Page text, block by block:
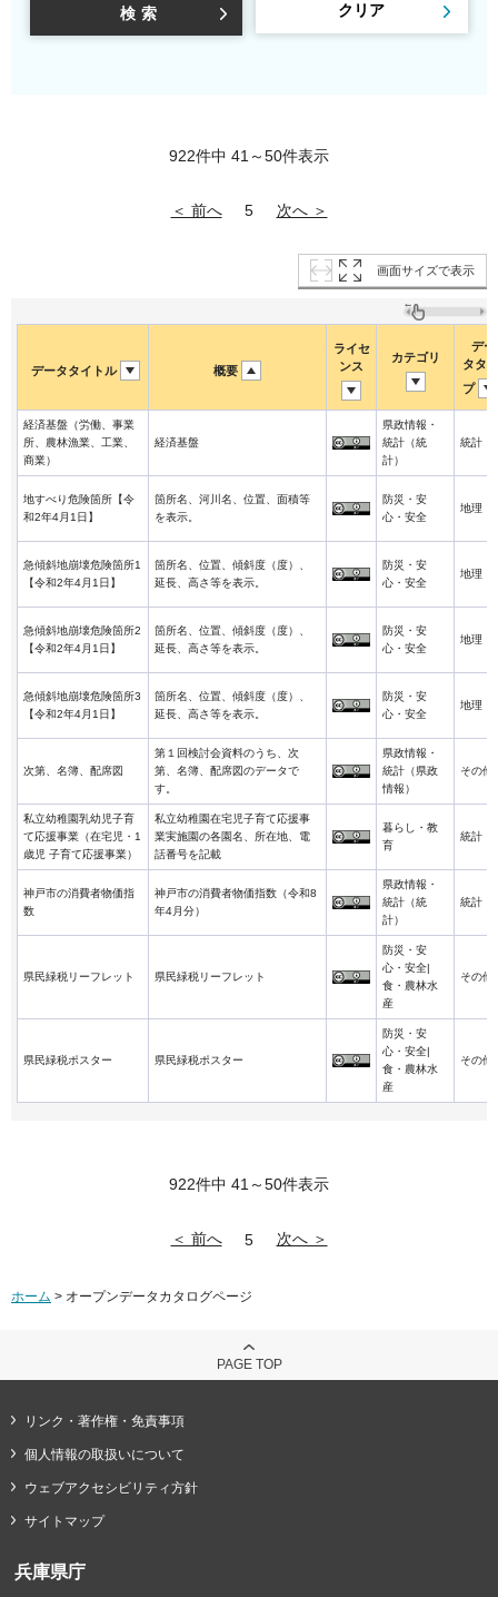
922件中 41～50件表示
＜ 前へ 5 次へ ＞
画面サイズで表示
データタイトル 概要
ライセ
ンス
カテゴリ
デー
タタイ
プ
経済基盤（労働、事業
所、農林漁業、工業、
商業）
経済基盤
県政情報・
統計（統
計）
統計
地すべり危険箇所【令
和2年4月1日】
箇所名、河川名、位置、面積等
を表示。
防災・安
心・安全
地理
急傾斜地崩壊危険箇所1
【令和2年4月1日】
箇所名、位置、傾斜度（度）、
延長、高さ等を表示。
防災・安
心・安全
地理
急傾斜地崩壊危険箇所2
【令和2年4月1日】
箇所名、位置、傾斜度（度）、
延長、高さ等を表示。
防災・安
心・安全
地理
急傾斜地崩壊危険箇所3
【令和2年4月1日】
箇所名、位置、傾斜度（度）、
延長、高さ等を表示。
防災・安
心・安全
地理
次第、名簿、配席図
第１回検討会資料のうち、次
第、名簿、配席図のデータで
す。
県政情報・
統計（県政
情報）
その他
私立幼稚園乳幼児子育
て応援事業（在宅児・1
歳児 子育て応援事業）
私立幼稚園在宅児子育て応援事
業実施園の各園名、所在地、電
話番号を記載
暮らし・教
育
統計
神戸市の消費者物価指
数
神戸市の消費者物価指数（令和8
年4月分）
県政情報・
統計（統
計）
統計
県民緑税リーフレット 県民緑税リーフレット
防災・安
心・安全|
食・農林水
産
その他
県民緑税ポスター 県民緑税ポスター
防災・安
心・安全|
食・農林水
産
その他
922件中 41～50件表示
＜ 前へ 5 次へ ＞
ホーム > オープンデータカタログページ
PAGE TOP
リンク・著作権・免責事項
個人情報の取扱いについて
ウェブアクセシビリティ方針
サイトマップ
兵庫県庁